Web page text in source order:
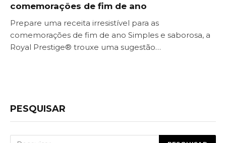
comemorações de fim de ano
Prepare uma receita irresistível para as
comemorações de fim de ano Simples e saborosa, a
Royal Prestige® trouxe uma sugestão…
PESQUISAR